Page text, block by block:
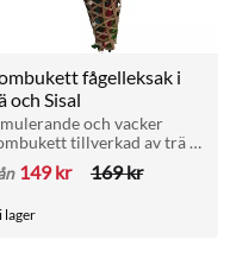
fågelleksak i
och Sisal
och vacker
tillverkad av trä
sisal. En interaktiv leksak
främjar naturligt
149kr 169kr
i lager